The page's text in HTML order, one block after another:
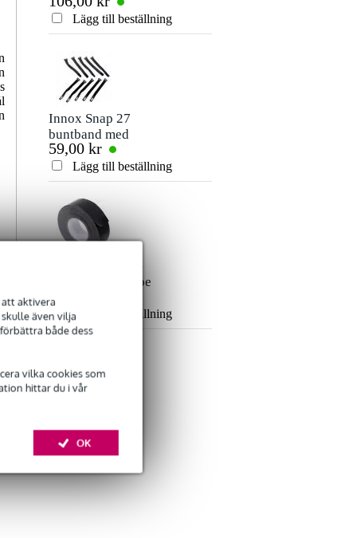
att aktivera
även vilja
både dess
vilka cookies som
hittar du i vår
OK
Betyg
Skicka
meterLägg till beställning
Innox Snap 27
buntband med
kardborreband
(10st)
59,00 kr
Lägg till beställning
01-BK Gaffa Tape
50 mm x 50 m svart
101,00 kr
Lägg till beställning
högtalarkabel
2x2,5 mm2 10
meter
309,00 kr